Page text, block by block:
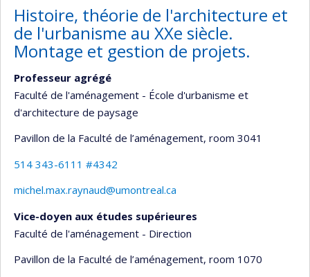
Histoire, théorie de l'architecture et
de l'urbanisme au XXe siècle.
Montage et gestion de projets.
Professeur agrégé
Faculté de l'aménagement - École d'urbanisme et
d'architecture de paysage
Pavillon de la Faculté de l’aménagement, room 3041
514 343-6111 #4342
michel.max.raynaud@umontreal.ca
Vice-doyen aux études supérieures
Faculté de l'aménagement - Direction
Pavillon de la Faculté de l’aménagement, room 1070